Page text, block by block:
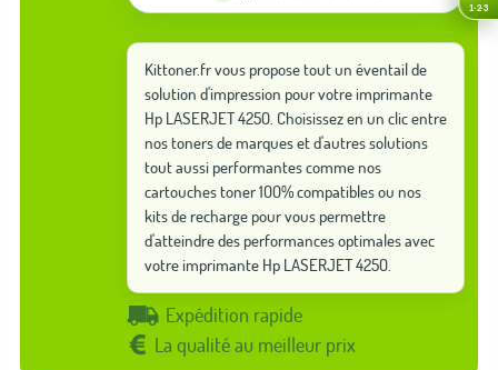
Kittoner.fr vous propose tout un éventail de
solution d'impression pour votre imprimante
Hp LASERJET 4250. Choisissez en un clic entre
nos toners de marques et d'autres solutions
tout aussi performantes comme nos
cartouches toner 100% compatibles ou nos
kits de recharge pour vous permettre
d'atteindre des performances optimales avec
votre imprimante Hp LASERJET 4250.
Expédition rapide
La qualité au meilleur prix